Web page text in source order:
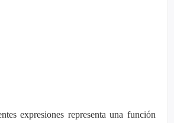
expresiones representa una función